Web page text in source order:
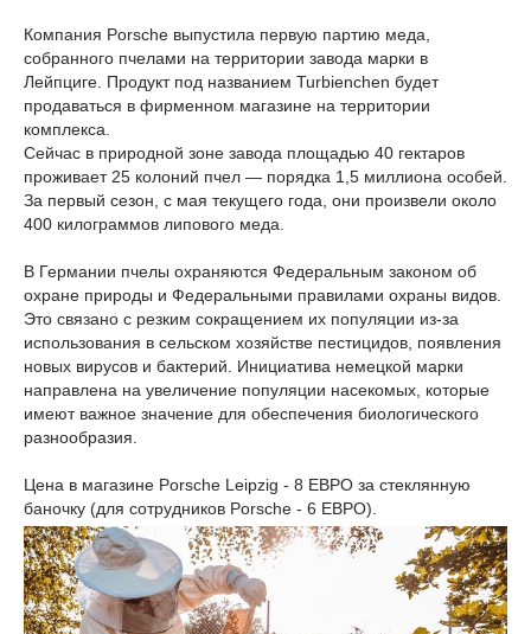
Компания Porsche выпустила первую партию меда,
собранного пчелами на территории завода марки в
Лейпциге. Продукт под названием Turbienchen будет
продаваться в фирменном магазине на территории
комплекса.
Сейчас в природной зоне завода площадью 40 гектаров
проживает 25 колоний пчел — порядка 1,5 миллиона особей.
За первый сезон, с мая текущего года, они произвели около
400 килограммов липового меда.
В Германии пчелы охраняются Федеральным законом об
охране природы и Федеральными правилами охраны видов.
Это связано с резким сокращением их популяции из-за
использования в сельском хозяйстве пестицидов, появления
новых вирусов и бактерий. Инициатива немецкой марки
направлена на увеличение популяции насекомых, которые
имеют важное значение для обеспечения биологического
разнообразия.
Цена в магазине Porsche Leipzig - 8 ЕВРО за стеклянную
баночку (для сотрудников Porsche - 6 ЕВРО).